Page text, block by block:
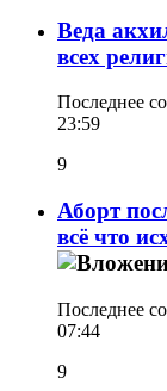
Веда
всех
Последнее
23:59
9
Аборт
всё что
Последнее
07:44
9